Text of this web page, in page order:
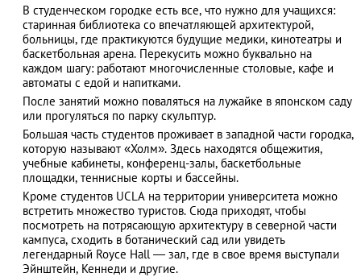
В студенческом городке есть все, что нужно для учащихся:
старинная библиотека со впечатляющей архитектурой,
больницы, где практикуются будущие медики, кинотеатры и
баскетбольная арена. Перекусить можно буквально на
каждом шагу: работают многочисленные столовые, кафе и
автоматы с едой и напитками.
После занятий можно поваляться на лужайке в японском саду
или прогуляться по парку скульптур.
Большая часть студентов проживает в западной части городка,
которую называют «Холм». Здесь находятся общежития,
учебные кабинеты, конференц-залы, баскетбольные
площадки, теннисные корты и бассейны.
Кроме студентов UCLA на территории университета можно
встретить множество туристов. Сюда приходят, чтобы
посмотреть на потрясающую архитектуру в северной части
кампуса, сходить в ботанический сад или увидеть
легендарный Royce Hall — зал, где в свое время выступали
Эйнштейн, Кеннеди и другие.